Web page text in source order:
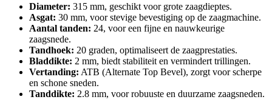
Diameter: 315 mm, geschikt voor grote zaagdieptes.
Asgat: 30 mm, voor stevige bevestiging op de zaagmachine.
Aantal tanden: 24, voor een fijne en nauwkeurige
zaagsnede.
Tandhoek: 20 graden, optimaliseert de zaagprestaties.
Bladdikte: 2 mm, biedt stabiliteit en vermindert trillingen.
Vertanding: ATB (Alternate Top Bevel), zorgt voor scherpe
en schone sneden.
Tanddikte: 2.8 mm, voor robuuste en duurzame zaagsneden.